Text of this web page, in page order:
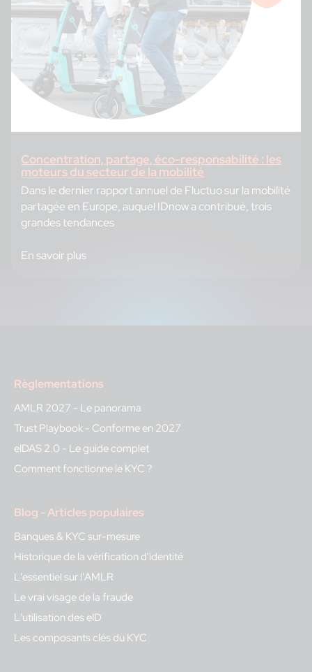
Concentration, partage, éco-responsabilité : les
moteurs du secteur de la mobilité
Dans le dernier rapport annuel de Fluctuo sur la mobilité
partagée en Europe, auquel IDnow a contribué, trois
grandes tendances
En savoir plus
Règlementations
AMLR 2027 - Le panorama
Trust Playbook - Conforme en 2027
eIDAS 2.0 - Le guide complet
Comment fonctionne le KYC ?
Blog - Articles populaires
Banques & KYC sur-mesure
Historique de la vérification d'identité
L'essentiel sur l'AMLR
Le vrai visage de la fraude
L'utilisation des eID
Les composants clés du KYC